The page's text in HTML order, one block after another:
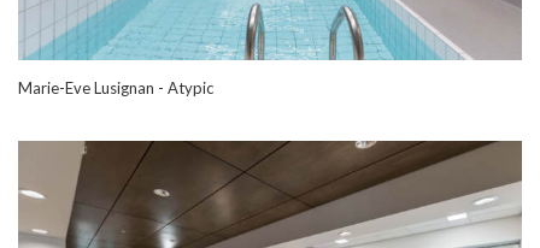
Marie-Eve Lusignan - Atypic